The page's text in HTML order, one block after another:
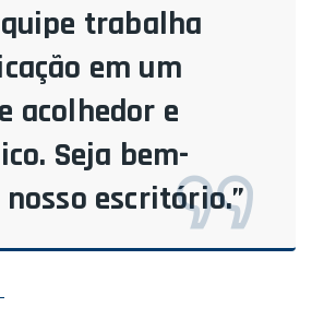
trabalha
em um
acolhedor e
Seja bem-
escritório.”